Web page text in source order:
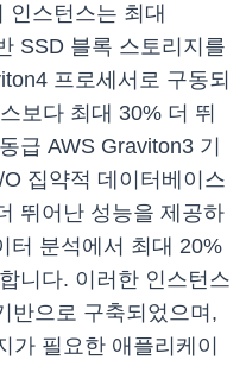
인스턴스는 최대
SSD 블록 스토리지를
프로세서로 구동되
보다 최대 30% 더 뛰
급 AWS Graviton3 기
집약적 데이터베이스
뛰어난 성능을 제공하
터 분석에서 최대 20%
니다. 이러한 인스턴스
반으로 구축되었으며,
가 필요한 애플리케이